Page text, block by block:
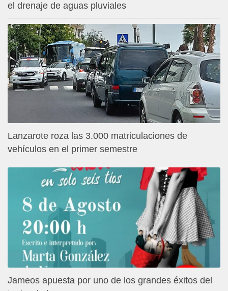
el drenaje de aguas pluviales
Lanzarote roza las 3.000 matriculaciones de
vehículos en el primer semestre
Jameos apuesta por uno de los grandes éxitos del